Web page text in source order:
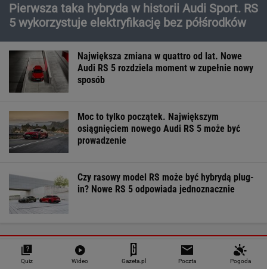
Pierwsza taka hybryda w historii Audi Sport. RS
5 wykorzystuje elektryfikację bez półśrodków
Największa zmiana w quattro od lat. Nowe
Audi RS 5 rozdziela moment w zupełnie nowy
sposób
Moc to tylko początek. Największym
osiągnięciem nowego Audi RS 5 może być
prowadzenie
Czy rasowy model RS może być hybrydą plug-
in? Nowe RS 5 odpowiada jednoznacznie
MOTORYZACJA
Quiz Wideo Gazeta.pl Poczta Pogoda